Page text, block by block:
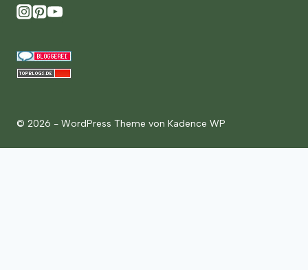
© 2026 - WordPress Theme von Kadence WP